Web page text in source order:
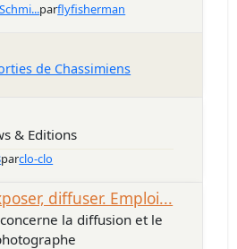
parflyfisherman
de Chassimiens
& Editions
parclo-clo
diffuser. Emploi...
la diffusion et le